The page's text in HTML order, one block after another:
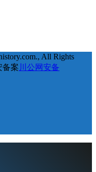
All Rights
川公网安备